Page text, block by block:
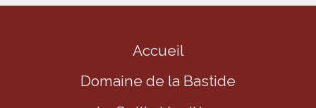
Accueil
Domaine de la Bastide